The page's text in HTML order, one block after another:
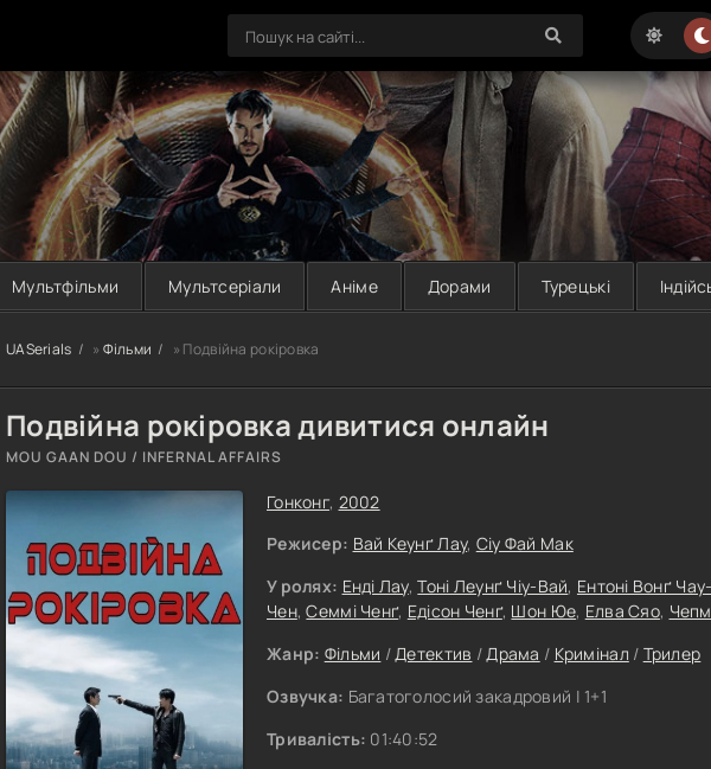
Мультфільми Мультсеріали Аніме Дорами Турецькі
UASerials » Фільми » Подвійна рокіровка
Подвійна рокіровка дивитися онлайн
MOU GAAN DOU / INFERNAL AFFAIRS
Гонконг, 2002
Режисер: Вай Кеунґ Лау, Сіу Фай Мак
У ролях: Енді Лау,Тоні Леунґ Чіу-Вай, Ентоні Вонґ
Чен,Семмі Ченґ, Едісон Ченґ, Шон Юе, Елва Сяо,
Жанр: Фільми /Детектив /Драма / Кримінал / Трилер
Озвучка: Багатоголосий закадровий | 1+1
Тривалість: 01:40:52